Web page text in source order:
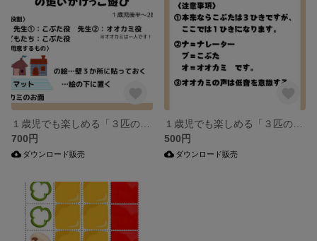
700円
ダウンロード販売
500円
ダウンロード販売